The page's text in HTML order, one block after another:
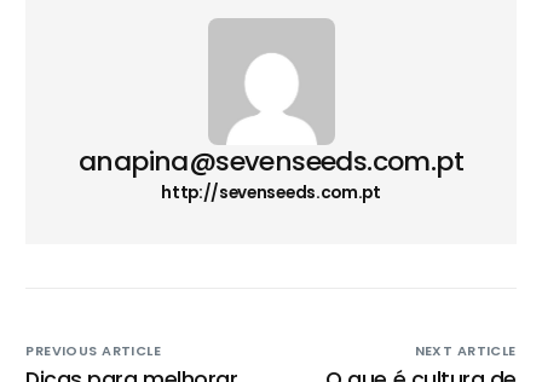
anapina@sevenseeds.com.pt
http://sevenseeds.com.pt
PREVIOUS ARTICLE NEXT ARTICLE